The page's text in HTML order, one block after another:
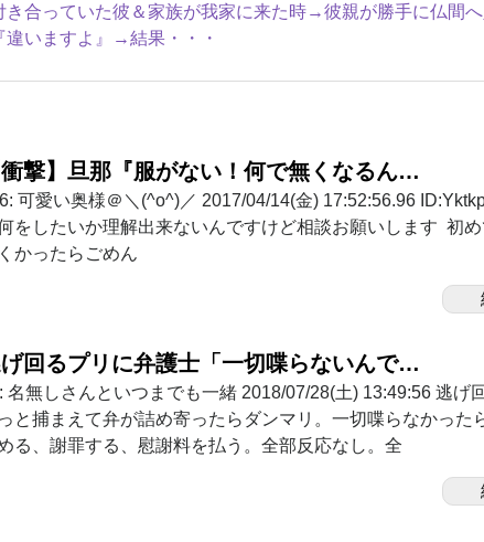
き合っていた彼＆家族が我家に来た時→彼親が勝手に仏間
違いますよ』→結果・・・
衝撃】旦那『服がない！何で無くなるん…
可愛い奥様＠＼(^o^)／ 2017/04/14(金) 17:52:56.96
をしたいか理解出来ないんですけど相談お願いします 初
かったらごめん
回るプリに弁護士「一切喋らないんで…
名無しさんといつまでも一緒 2018/07/28(土) 13:49:56 逃げ
と捕まえて弁が詰め寄ったらダンマリ。一切喋らなかった
る、謝罪する、慰謝料を払う。全部反応なし。全